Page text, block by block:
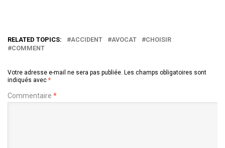
RELATED TOPICS: ACCIDENT AVOCAT
CHOISIR
COMMENT
Votre adresse e-mail ne sera pas publiée. Les champs obligatoires sont
indiqués avec *
Commentaire *